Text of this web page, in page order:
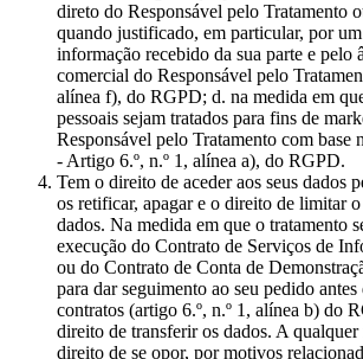
direto do Responsável pelo Tratamento
quando justificado, em particular, por
informação recebido da sua parte e pelo
comercial do Responsável pelo
alínea f), do RGPD; d. na medida em
pessoais sejam tratados para fins de
Responsável pelo Tratamento com base
- Artigo 6.º, n.º 1, alínea a), do RGPD.
Tem o direito de aceder aos seus dados
os retificar, apagar e o direito de limitar
dados. Na medida em que o tratamento
execução do Contrato de Serviços de
ou do Contrato de Conta de
para dar seguimento ao seu pedido antes
contratos (artigo 6.º, n.º 1, alínea b) do
direito de transferir os dados. A
direito de se opor, por motivos